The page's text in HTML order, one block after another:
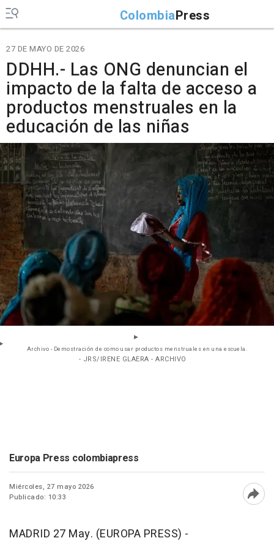
ColombiaPress
27 DE MAYO DE 2026
DDHH.- Las ONG denuncian el
impacto de la falta de acceso a
productos menstruales en la
educación de las niñas
Archivo - Demostración de como usar productos menstruales en una escuela.
- JRS/IRENE GLAERA - ARCHIVO
Europa Press colombiapress
Miércoles, 27 mayo 2026
Publicado: 10:33
MADRID 27 May. (EUROPA PRESS) -